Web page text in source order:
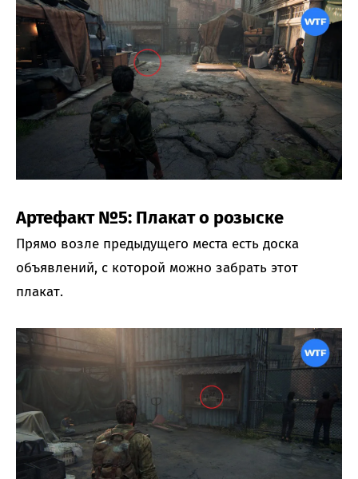
Артефакт №5: Плакат о розыске
Прямо возле предыдущего места есть доска
объявлений, с которой можно забрать этот
плакат.